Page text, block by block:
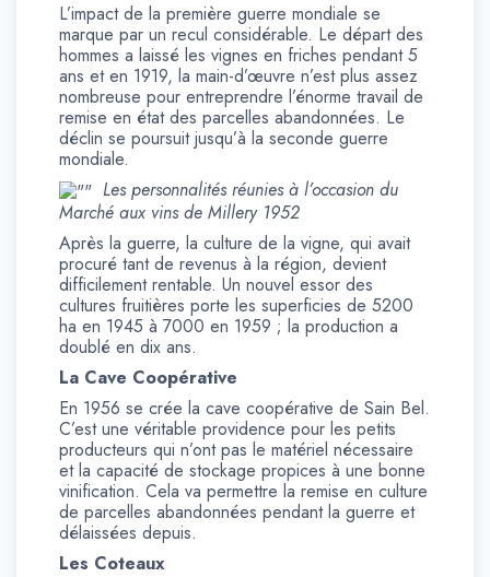
L’impact de la première guerre mondiale se
marque par un recul considérable. Le départ des
hommes a laissé les vignes en friches pendant 5
ans et en 1919, la main-d’œuvre n’est plus assez
nombreuse pour entreprendre l’énorme travail de
remise en état des parcelles abandonnées. Le
déclin se poursuit jusqu’à la seconde guerre
mondiale.
Les personnalités réunies à l’occasion du
Marché aux vins de Millery 1952
Après la guerre, la culture de la vigne, qui avait
procuré tant de revenus à la région, devient
difficilement rentable. Un nouvel essor des
cultures fruitières porte les superficies de 5200
ha en 1945 à 7000 en 1959 ; la production a
doublé en dix ans.
La Cave Coopérative
En 1956 se crée la cave coopérative de Sain Bel.
C’est une véritable providence pour les petits
producteurs qui n’ont pas le matériel nécessaire
et la capacité de stockage propices à une bonne
vinification. Cela va permettre la remise en culture
de parcelles abandonnées pendant la guerre et
délaissées depuis.
Les Coteaux